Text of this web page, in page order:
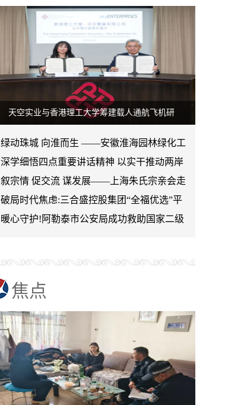
天空实业与香港理工大学筹建载人通航飞机研
绿动珠城 向淮而生 ——安徽淮海园林绿化工
程有限公司发展纪实
深学细悟四点重要讲话精神 以实干推动两岸
融合发展
叙宗情 促交流 谋发展——上海朱氏宗亲会走
进上海晨烨家具有限公
破局时代焦虑:三合盛控股集团“全福优选”平
台正式启航
暖心守护!阿勒泰市公安局成功救助国家二级
焦点